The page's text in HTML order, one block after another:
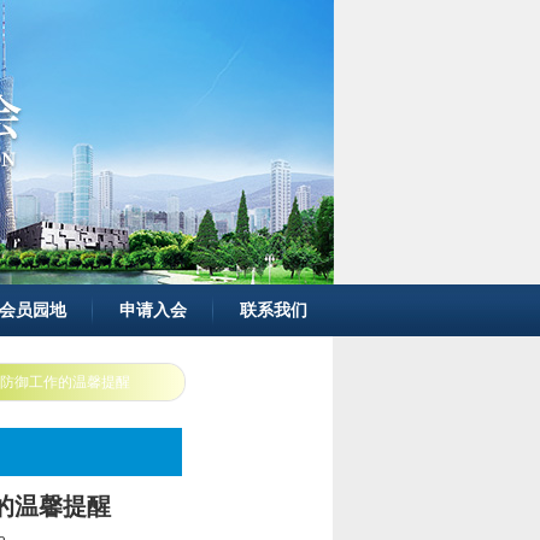
员园地 申请入会 联系我们
御工作的温馨提醒
温馨提醒